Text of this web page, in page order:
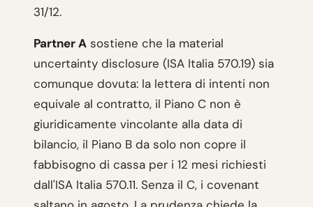
31/12.
Partner A sostiene che la material
uncertainty disclosure (ISA Italia 570.19) sia
comunque dovuta: la lettera di intenti non
equivale al contratto, il Piano C non è
giuridicamente vincolante alla data di
bilancio, il Piano B da solo non copre il
fabbisogno di cassa per i 12 mesi richiesti
dall'ISA Italia 570.11. Senza il C, i covenant